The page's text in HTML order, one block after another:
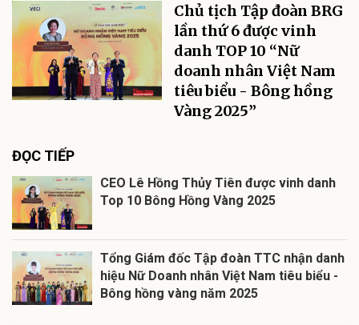
Chủ tịch Tập đoàn BRG
lần thứ 6 được vinh
danh TOP 10 “Nữ
doanh nhân Việt Nam
tiêu biểu - Bông hồng
Vàng 2025”
ĐỌC TIẾP
CEO Lê Hồng Thủy Tiên được vinh danh
Top 10 Bông Hồng Vàng 2025
Tổng Giám đốc Tập đoàn TTC nhận danh
hiệu Nữ Doanh nhân Việt Nam tiêu biểu -
Bông hồng vàng năm 2025